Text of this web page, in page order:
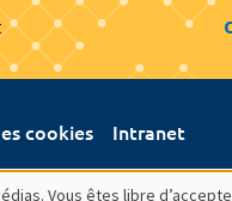
cookies Intranet
Vous êtes libre